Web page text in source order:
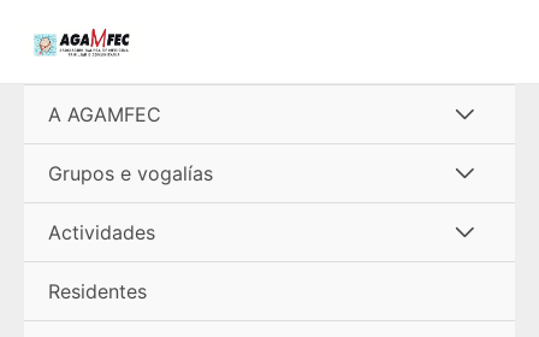
A AGAMFEC
menú
Grupos e vogalías
menú
Actividades
Residentes